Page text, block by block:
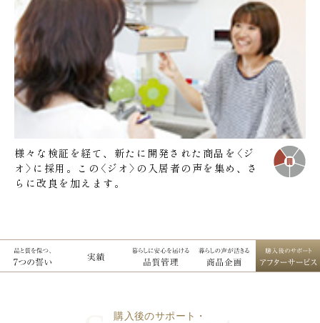
様々な検証を経て、新たに開発された商品を〈ジ
オ〉に採用。この〈ジオ〉の入居者の声を集め、さ
らに改良を加えます。
購入後のサポート・